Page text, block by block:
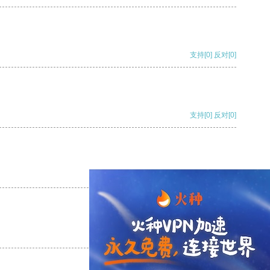
支持[0] 反对[0]
支持[0] 反对[0]
支持 [0] 反对 [0]